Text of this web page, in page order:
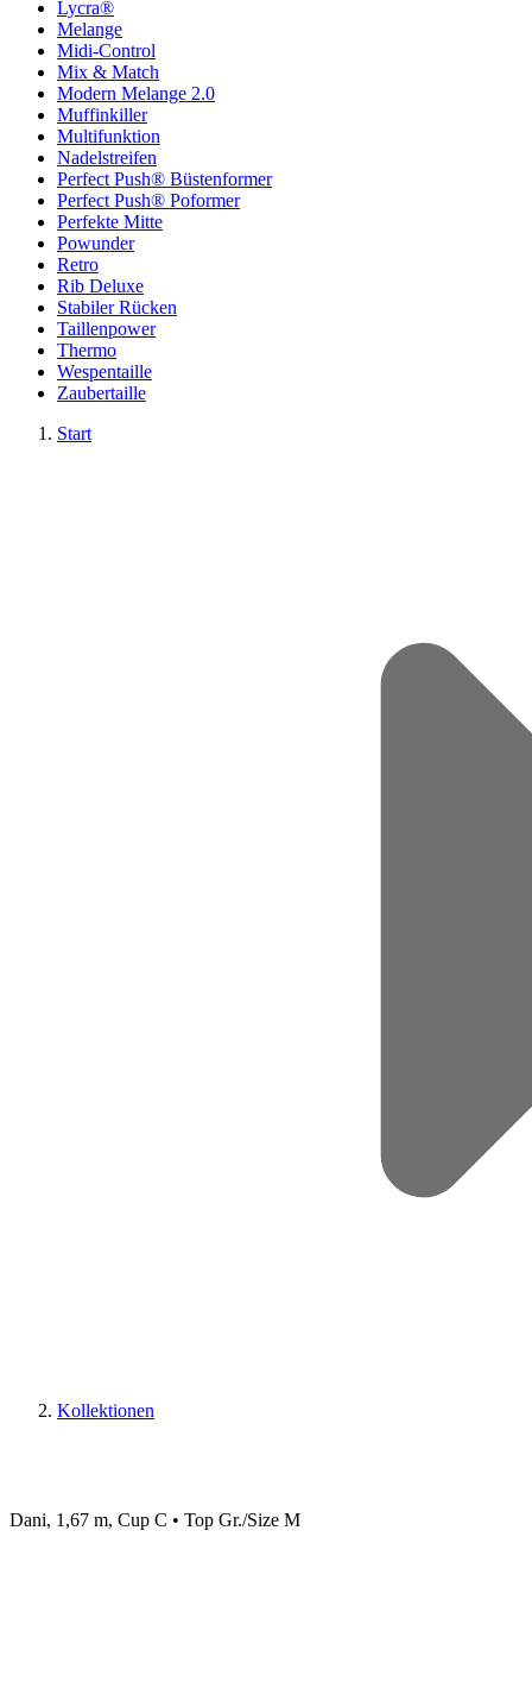
Lycra®
Melange
Midi-Control
Mix & Match
Modern Melange 2.0
Muffinkiller
Multifunktion
Nadelstreifen
Perfect Push® Büstenformer
Perfect Push® Poformer
Perfekte Mitte
Powunder
Retro
Rib Deluxe
Stabiler Rücken
Taillenpower
Thermo
Wespentaille
Zaubertaille
Start
Kollektionen
Dani, 1,67 m, Cup C • Top Gr./Size M